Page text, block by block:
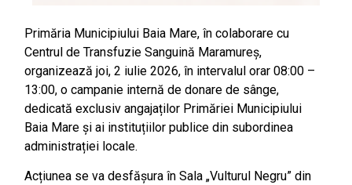
Primăria Municipiului Baia Mare, în colaborare cu
Centrul de Transfuzie Sanguină Maramureș,
organizează joi, 2 iulie 2026, în intervalul orar 08:00 –
13:00, o campanie internă de donare de sânge,
dedicată exclusiv angajaților Primăriei Municipiului
Baia Mare și ai instituțiilor publice din subordinea
administrației locale.
Acțiunea se va desfășura în Sala „Vulturul Negru” din